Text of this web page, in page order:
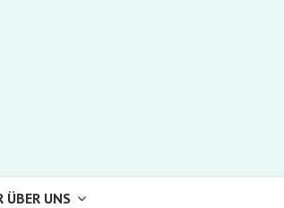
ÜBER UNS